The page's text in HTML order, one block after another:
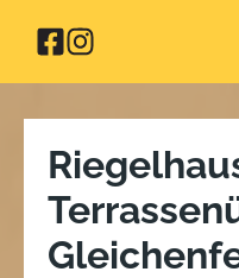
Inhalt
springen